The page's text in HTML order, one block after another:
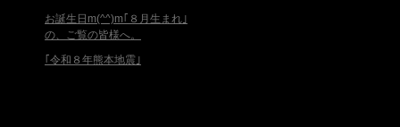
お誕生日m(^^)m｢８月生まれ｣
の、ご覧の皆様へ。
｢令和８年熊本地震｣